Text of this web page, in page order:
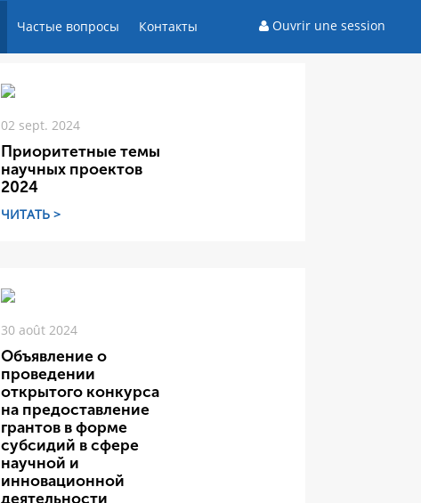
Частые вопросы Контакты Ouvrir une session
02 sept. 2024
Приоритетные темы
научных проектов
2024
ЧИТАТЬ >
30 août 2024
Объявление о
проведении
открытого конкурса
на предоставление
грантов в форме
субсидий в сфере
научной и
инновационной
деятельности